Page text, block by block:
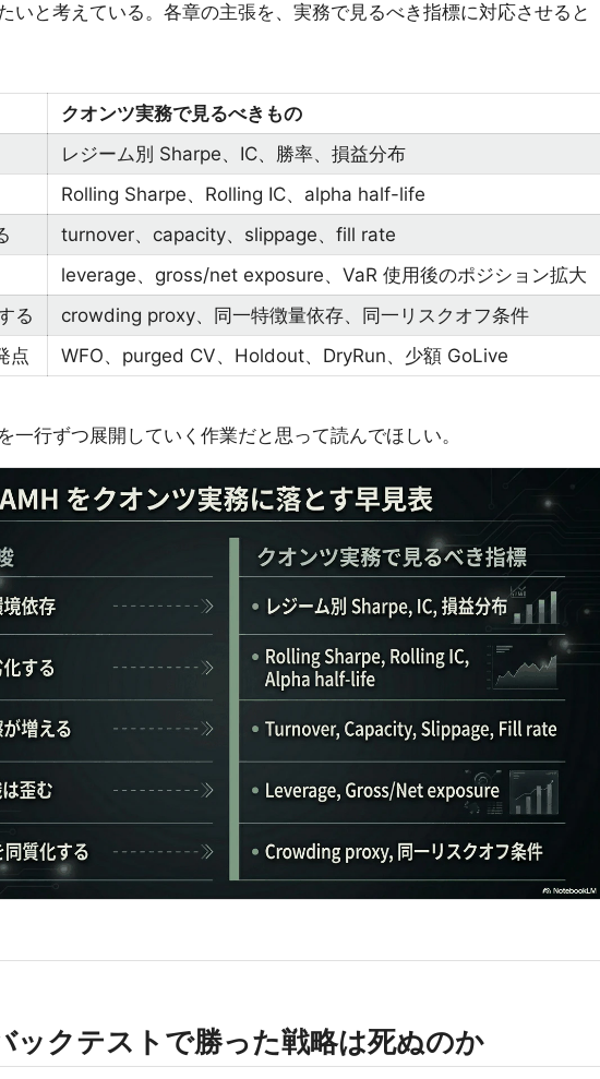
いと考えている。各章の主張を、実務で見るべき指標に対応させると
クオンツ実務で見るべきもの
レジーム別 Sharpe、IC、勝率、損益分布
Rolling Sharpe、Rolling IC、alpha half-life
turnover、capacity、slippage、fill rate
leverage、gross/net exposure、VaR 使用後のポジション拡大
る
crowding proxy、同一特徴量依存、同一リスクオフ条件
点
WFO、purged CV、Holdout、DryRun、少額 GoLive
一行ずつ展開していく作業だと思って読んでほしい。
ックテストで勝った戦略は死ぬのか